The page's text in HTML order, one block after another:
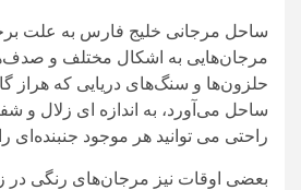
ساحل مرجانی خلیج فارس به علت
مرجان‌هایی به اشکال مختلف و
حلزون‌ها و سنگ‌های دریایی که هراز
ساحل می‌آورد، به اندازه ای زلال و
راحتی می توانید هر موجود جنبنده‌ای
بعضی اوقات نیز مرجان‌های رنگی در